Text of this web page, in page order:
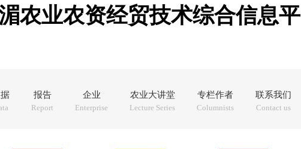
农业农资经贸技术综合信息
报告
Report
企业
Enterprise
农业大讲堂
Lecture Series
专栏作者
Columnists
联系我们
Contact us